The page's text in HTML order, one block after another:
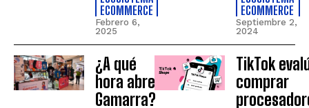
ECOMMERCE
Febrero 6,
2025
ECOMMERCE
Septiembre 2,
2024
¿A qué
hora abre
Gamarra?
TikTok
comprar